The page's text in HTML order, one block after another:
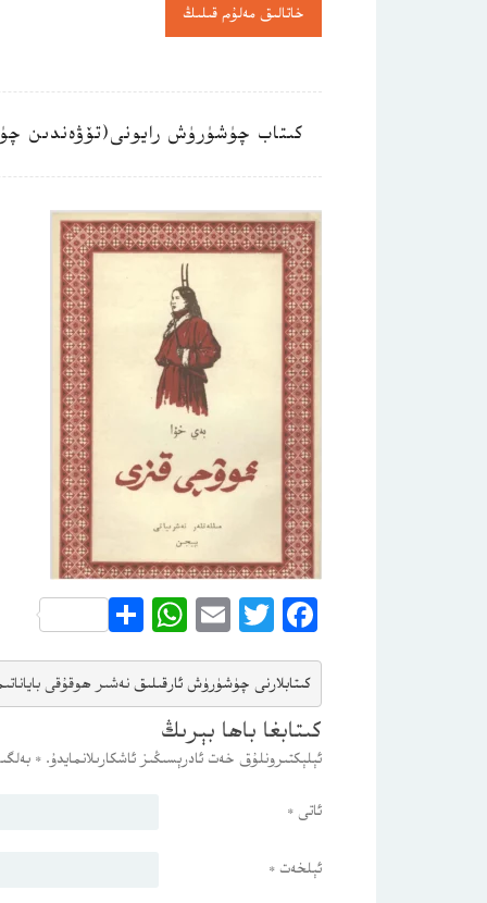
خاتالىق مەلۇم قىلىڭ
كىتاب چۈشۈرۈش رايونى(تۆۋەندىن
Facebook
Twitter
Email
WhatsApp
Share
كىتابلارنى چۈشۈرۈش ئارقىلىق نەشىر ھوقۇقى باياناتى
كىتابغا باھا بېرىڭ
ئېلېكتىرونلۇق خەت ئادرېسىڭىز ئاشكارىلانمايدۇ. *
ئاتى *
ئېلخەت *